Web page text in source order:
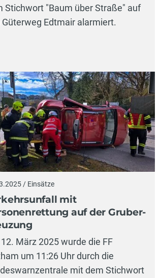
Stichwort "Baum über Straße" auf
Güterweg Edtmair alarmiert.
/ Einsätze
mit
auf der Gruber-
März 2025 wurde die FF
um 11:26 Uhr durch die
mit dem Stichwort